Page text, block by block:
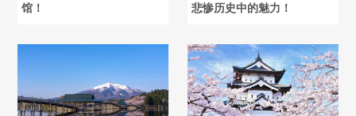
馆！
悲惨历史中的魅力！